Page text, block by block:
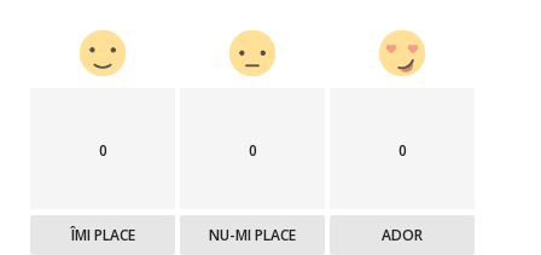
0
ÎMI PLACE
0
NU-MI PLACE
0
ADOR